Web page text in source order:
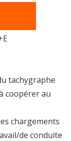
tachygraphe
coopérer au
chargements
de conduite